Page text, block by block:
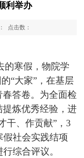
利举办
点击数：
的寒假，物院学
“大家”，在基层
答卷。为全面检
炼优秀经验，进
干、作贡献”，3
假社会实践结项
综合评议。